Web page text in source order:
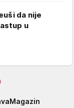
da nije
u
Magazin